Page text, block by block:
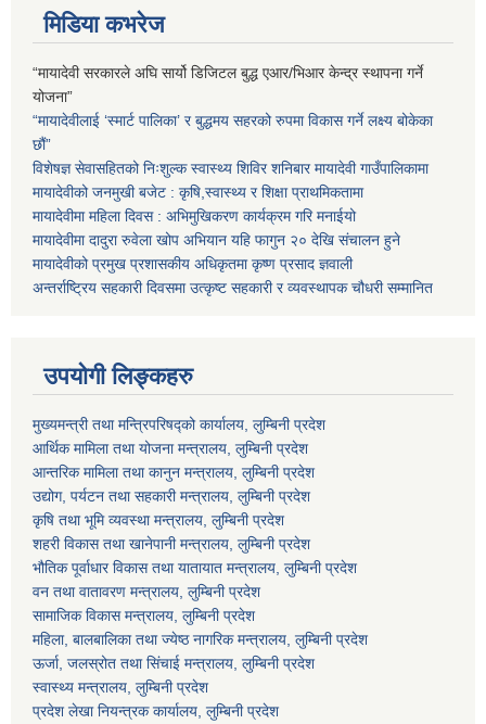
मिडिया कभरेज
“मायादेवी सरकारले अघि सार्यो डिजिटल बुद्ध एआर/भिआर केन्द्र स्थापना गर्ने
योजना”
“मायादेवीलाई ‘स्मार्ट पालिका’ र बुद्धमय सहरको रुपमा विकास गर्ने लक्ष्य बोकेका
छौं”
विशेषज्ञ सेवासहितको निःशुल्क स्वास्थ्य शिविर शनिबार मायादेवी गाउँपालिकामा
मायादेवीको जनमुखी बजेट : कृषि,स्वास्थ्य र शिक्षा प्राथमिकतामा
मायादेवीमा महिला दिवस : अभिमुखिकरण कार्यक्रम गरि मनाईयो
मायादेवीमा दादुरा रुवेला खोप अभियान यहि फागुन २० देखि संचालन हुने
मायादेवीको प्रमुख प्रशासकीय अधिकृतमा कृष्ण प्रसाद ज्ञवाली
अन्तर्राष्ट्रिय सहकारी दिवसमा उत्कृष्ट सहकारी र व्यवस्थापक चौधरी सम्मानित
उपयोगी लिङ्कहरु
मुख्यमन्त्री तथा मन्त्रिपरिषद्को कार्यालय, लुम्बिनी प्रदेश
आर्थिक मामिला तथा योजना मन्त्रालय, लुम्बिनी प्रदेश
आन्तरिक मामिला तथा कानुन मन्त्रालय, लुम्बिनी प्रदेश
उद्योग, पर्यटन तथा सहकारी मन्त्रालय, लुम्बिनी प्रदेश
कृषि तथा भूमि व्यवस्था मन्त्रालय, लुम्बिनी प्रदेश
शहरी विकास तथा खानेपानी मन्त्रालय, लुम्बिनी प्रदेश
भौतिक पूर्वाधार विकास तथा यातायात मन्त्रालय, लुम्बिनी प्रदेश
वन तथा वातावरण मन्त्रालय, लुम्बिनी प्रदेश
सामाजिक विकास मन्त्रालय, लुम्बिनी प्रदेश
महिला, बालबालिका तथा ज्येष्ठ नागरिक मन्त्रालय, लुम्बिनी प्रदेश
ऊर्जा, जलस्रोत तथा सिंचाई मन्त्रालय, लुम्बिनी प्रदेश
स्वास्थ्य मन्त्रालय, लुम्बिनी प्रदेश
प्रदेश लेखा नियन्त्रक कार्यालय, लुम्बिनी प्रदेश